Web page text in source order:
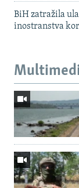
BiH zatražila
inostranstva